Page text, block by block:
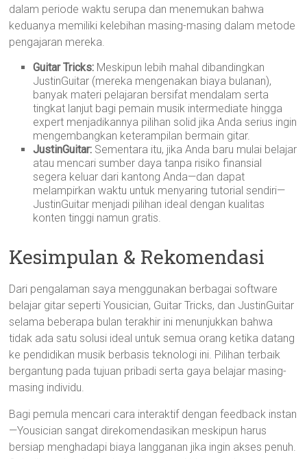
dalam periode waktu serupa dan menemukan bahwa
keduanya memiliki kelebihan masing-masing dalam metode
pengajaran mereka.
Guitar Tricks: Meskipun lebih mahal dibandingkan
JustinGuitar (mereka mengenakan biaya bulanan),
banyak materi pelajaran bersifat mendalam serta
tingkat lanjut bagi pemain musik intermediate hingga
expert menjadikannya pilihan solid jika Anda serius ingin
mengembangkan keterampilan bermain gitar.
JustinGuitar: Sementara itu, jika Anda baru mulai belajar
atau mencari sumber daya tanpa risiko finansial
segera keluar dari kantong Anda—dan dapat
melampirkan waktu untuk menyaring tutorial sendiri—
JustinGuitar menjadi pilihan ideal dengan kualitas
konten tinggi namun gratis.
Kesimpulan & Rekomendasi
Dari pengalaman saya menggunakan berbagai software
belajar gitar seperti Yousician, Guitar Tricks, dan JustinGuitar
selama beberapa bulan terakhir ini menunjukkan bahwa
tidak ada satu solusi ideal untuk semua orang ketika datang
ke pendidikan musik berbasis teknologi ini. Pilihan terbaik
bergantung pada tujuan pribadi serta gaya belajar masing-
masing individu.
Bagi pemula mencari cara interaktif dengan feedback instan
—Yousician sangat direkomendasikan meskipun harus
bersiap menghadapi biaya langganan jika ingin akses penuh.